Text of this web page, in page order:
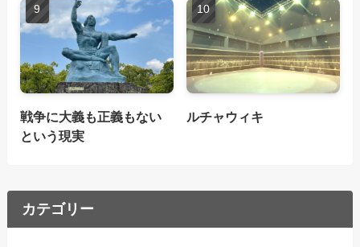
戦争に大義も正義もない
という現実
ルチャウィキ
カテゴリー